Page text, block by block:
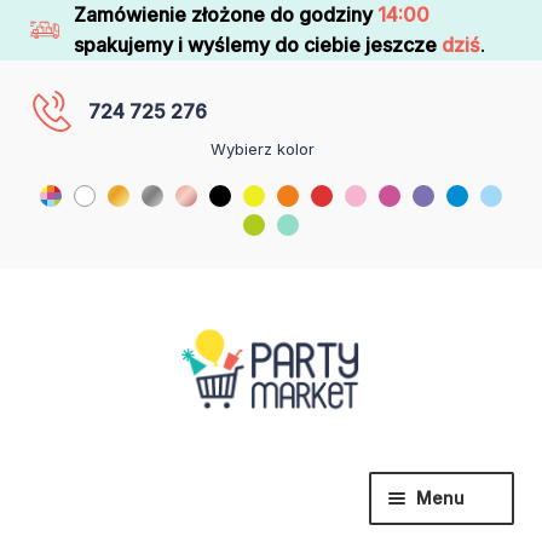
Zamówienie złożone do godziny 14:00
spakujemy i wyślemy do ciebie jeszcze dziś.
724 725 276
Wybierz kolor
Menu